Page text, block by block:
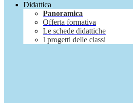
Didattica
Panoramica
Offerta formativa
Le schede didattiche
I progetti delle classi